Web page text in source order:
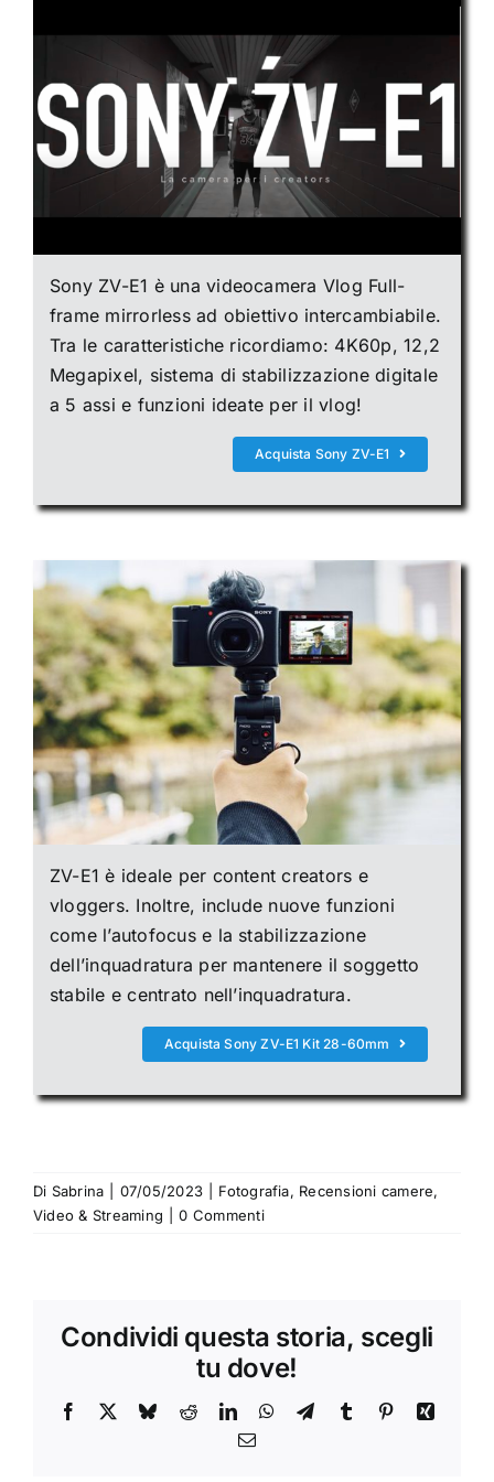
Sony ZV-E1 è una videocamera Vlog Full-
frame mirrorless ad obiettivo intercambiabile.
Tra le caratteristiche ricordiamo: 4K60p, 12,2
Megapixel, sistema di stabilizzazione digitale
a 5 assi e funzioni ideate per il vlog!
Acquista Sony ZV-E1
ZV-E1 è ideale per content creators e
vloggers. Inoltre, include nuove funzioni
come l’autofocus e la stabilizzazione
dell’inquadratura per mantenere il soggetto
stabile e centrato nell’inquadratura.
Acquista Sony ZV-E1 Kit 28-60mm
Di Sabrina 07/05/2023 Fotografia, Recensioni camere,
Video & Streaming
0 Commenti
Condividi questa storia, scegli
tu dove!
Facebook BlueskyRedditLinkedInWhatsApp
TelegramTumblr PinterestXing
Email